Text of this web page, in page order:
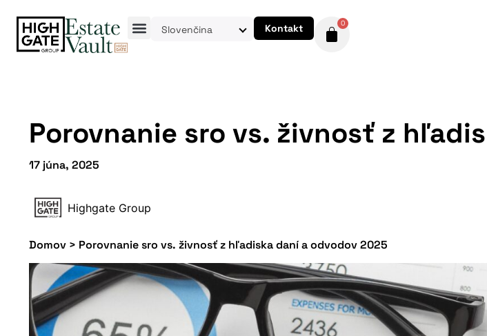
Slovenčina Kontakt 0
Porovnanie sro vs. živnosť z
17 júna, 2025
Highgate Group
Domov > Porovnanie sro vs. živnosť z hľadiska daní a odvodov 2025